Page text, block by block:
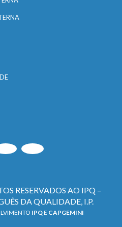
RESERVADOS AO IPQ –
DA QUALIDADE, I.P.
IPQE CAPGEMINI